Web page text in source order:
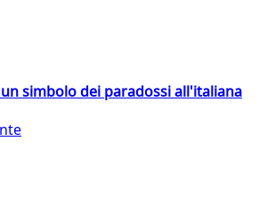
simbolo dei paradossi all'italiana